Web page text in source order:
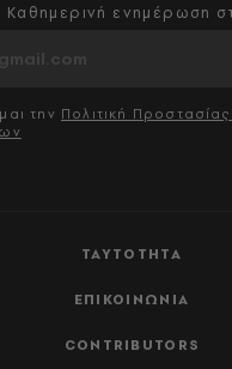
ΤΑΥΤΟΤΗΤΑ
ΕΠΙΚΟΙΝΩΝΙΑ
CONTRIBUTORS
Καθημερινή ενημέρωση
την Πολιτική